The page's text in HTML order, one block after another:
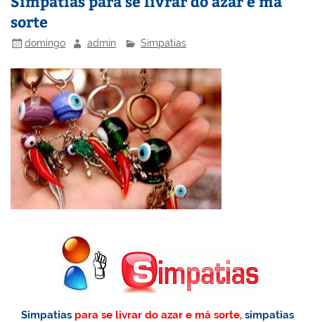
sorte
domingo admin Simpatias
Simpatias para se livrar do azar e má sorte, simpatias